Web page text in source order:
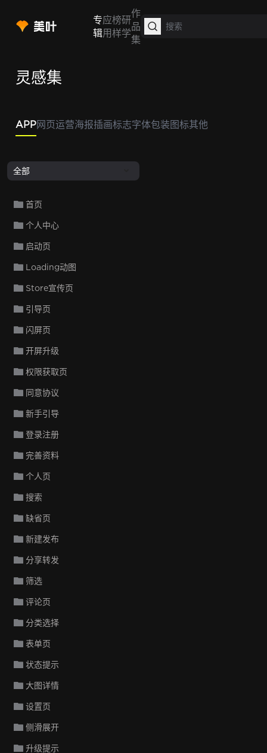
专
辑
应
用
榜
样
研
学
作
品
集
灵感集
APP网页运营海报插画标志字体包装图标其他
全部
首页
个人中心
启动页
Loading动图
Store宣传页
引导页
闪屏页
开屏升级
权限获取页
同意协议
新手引导
登录注册
完善资料
个人页
搜索
缺省页
新建发布
分享转发
筛选
评论页
分类选择
表单页
状态提示
大图详情
设置页
侧滑展开
升级提示